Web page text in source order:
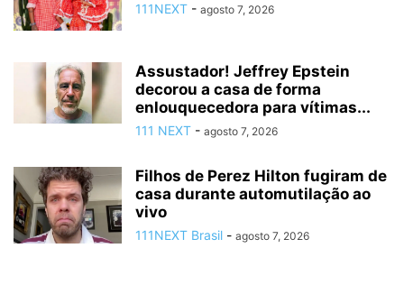
111NEXT - agosto 7, 2026
Assustador! Jeffrey Epstein
decorou a casa de forma
enlouquecedora para vítimas...
111 NEXT - agosto 7, 2026
Filhos de Perez Hilton fugiram de
casa durante automutilação ao
vivo
111NEXT Brasil - agosto 7, 2026